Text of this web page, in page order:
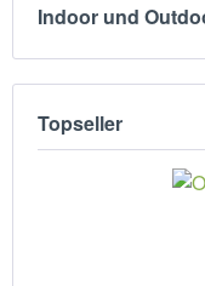
Indoor und
Topseller